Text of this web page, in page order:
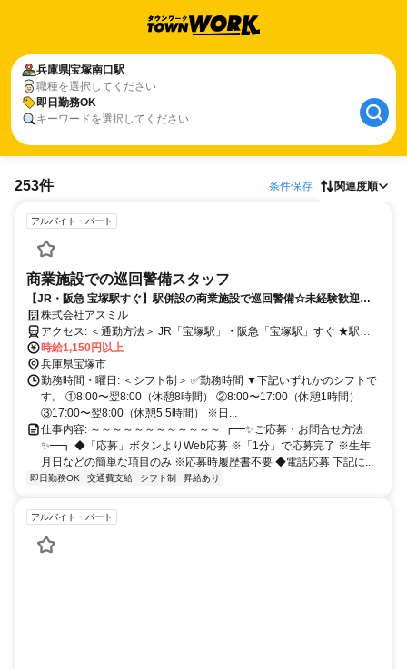
兵庫県宝塚南口駅
職種を選択してください
即日勤務OK
キーワードを選択してください
253件 条件保存 関連度順
アルバイト・パート
商業施設での巡回警備スタッフ
【JR・阪急 宝塚駅すぐ】駅併設の商業施設で巡回警備☆未経験歓迎・
週3日〜OK！長期で安定勤務◎
株式会社アスミル
アクセス: ＜通勤方法＞ JR「宝塚駅」・阪急「宝塚駅」すぐ ★駅併
設の商業施設で通勤ラクラク ★交通費実費支給
時給1,150円以上
兵庫県宝塚市
勤務時間・曜日: ＜シフト制＞ ✅勤務時間 ▼下記いずれかのシフトで
す。 ①8:00〜翌8:00（休憩8時間） ②8:00〜17:00（休憩1時間）
③17:00〜翌8:00（休憩5.5時間） ※日...
仕事内容: ～～～～～～～～～～～～ ┏━✨ご応募・お問合せ方法
✨━┓ ◆「応募」ボタンよりWeb応募 ※「1分」で応募完了 ※生年
月日などの簡単な項目のみ ※応募時履歴書不要 ◆電話応募 下記に...
即日勤務OK 交通費支給 シフト制 昇給あり
アルバイト・パート